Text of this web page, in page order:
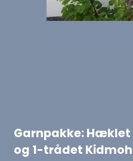
Garnpakke: Hæklet
og 1-trådet